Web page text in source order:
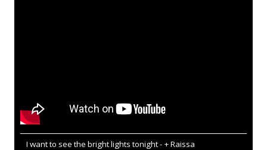
I want to see the bright lights tonight - + Raissa